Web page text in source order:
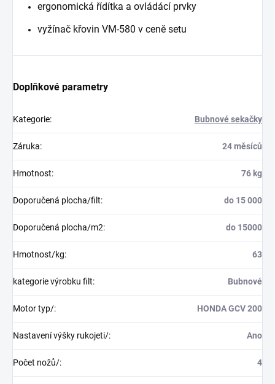
ergonomická řídítka a ovládácí prvky
vyžínač křovin VM-580 v ceně setu
Doplňkové parametry
Kategorie: Bubnové sekačky
Záruka: 24 měsíců
Hmotnost: 76 kg
Doporučená plocha/filt: do 15 000
Doporučená plocha/m2: do 15000
Hmotnost/kg: 63
kategorie výrobku filt: Bubnové
Motor typ/: HONDA GCV 200
Nastavení výšky rukojeti/: Ano
Počet nožů/: 4